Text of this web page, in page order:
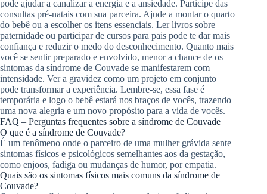
pode ajudar a canalizar a energia e a ansiedade. Participe das
consultas pré-natais com sua parceira. Ajude a montar o quarto
do bebê ou a escolher os itens essenciais. Ler livros sobre
paternidade ou participar de cursos para pais pode te dar mais
confiança e reduzir o medo do desconhecimento. Quanto mais
você se sentir preparado e envolvido, menor a chance de os
sintomas da síndrome de Couvade se manifestarem com
intensidade. Ver a gravidez como um projeto em conjunto
pode transformar a experiência. Lembre-se, essa fase é
temporária e logo o bebê estará nos braços de vocês, trazendo
uma nova alegria e um novo propósito para a vida de vocês.
FAQ – Perguntas frequentes sobre a síndrome de Couvade
O que é a síndrome de Couvade?
É um fenômeno onde o parceiro de uma mulher grávida sente
sintomas físicos e psicológicos semelhantes aos da gestação,
como enjoos, fadiga ou mudanças de humor, por empatia.
Quais são os sintomas físicos mais comuns da síndrome de
Couvade?